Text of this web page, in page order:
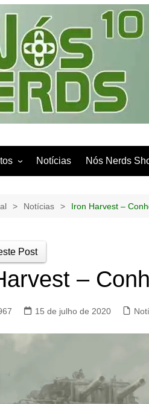
de Bar
Notícias Nós Nerds
Notícias Iron Harvest –
Post
–
15 de julho de 2020